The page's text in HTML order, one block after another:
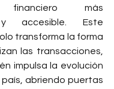
financiero más
accesible. Este
transforma la forma
las transacciones,
impulsa la evolución
abriendo puertas